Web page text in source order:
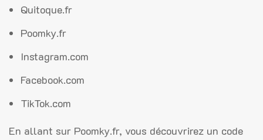
Quitoque.fr
Poomky.fr
Instagram.com
Facebook.com
TikTok.com
En allant sur Poomky.fr, vous découvrirez un code